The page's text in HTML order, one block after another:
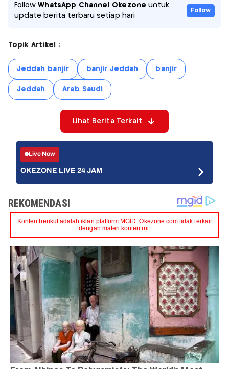
FollowWhatsApp Channel Okezone untuk
update berita terbaru setiap hari
Follow
Topik Artikel :
Jeddah banjir banjir Jeddah banjir
Jeddah Arab Saudi
Lihat Berita Terkait
Live Now
OKEZONE LIVE 24 JAM